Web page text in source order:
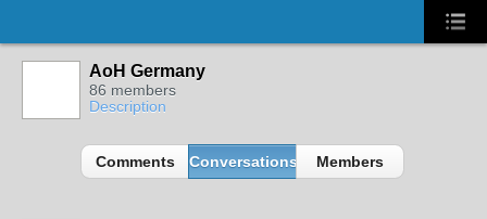
AoH Germany
86 members
Description
Comments Conversations Members